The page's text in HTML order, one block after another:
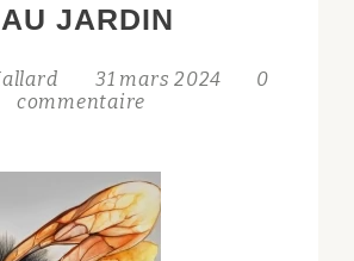
AU JARDIN
31 mars 2024
0
commentaire